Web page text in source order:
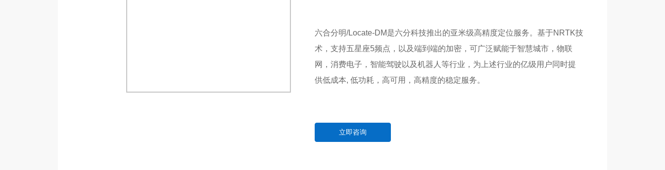
六合分明/Locate-DM是六分科技推出的亚米级高精度定位服务。基于NRTK技
术，支持五星座5频点，以及端到端的加密，可广泛赋能于智慧城市，物联
网，消费电子，智能驾驶以及机器人等行业，为上述行业的亿级用户同时提
供低成本, 低功耗，高可用，高精度的稳定服务。
立即咨询